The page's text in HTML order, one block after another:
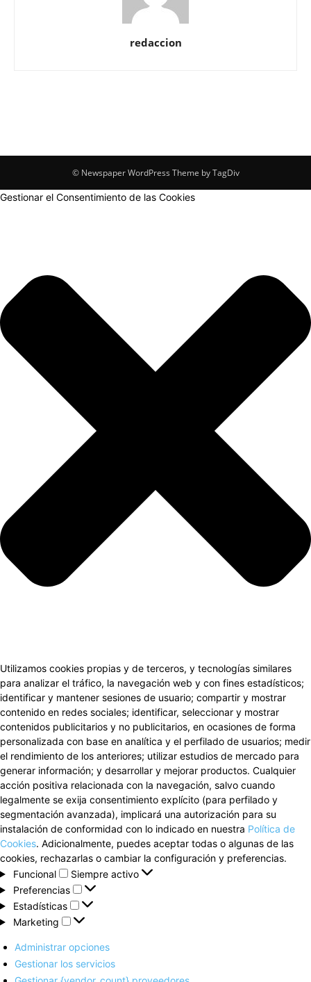
redaccion
© Newspaper WordPress Theme by TagDiv
Gestionar el Consentimiento de las Cookies
Utilizamos cookies propias y de terceros, y tecnologías similares
para analizar el tráfico, la navegación web y con fines estadísticos;
identificar y mantener sesiones de usuario; compartir y mostrar
contenido en redes sociales; identificar, seleccionar y mostrar
contenidos publicitarios y no publicitarios, en ocasiones de forma
personalizada con base en analítica y el perfilado de usuarios; medir
el rendimiento de los anteriores; utilizar estudios de mercado para
generar información; y desarrollar y mejorar productos. Cualquier
acción positiva relacionada con la navegación, salvo cuando
legalmente se exija consentimiento explícito (para perfilado y
segmentación avanzada), implicará una autorización para su
instalación de conformidad con lo indicado en nuestra Política de
Cookies. Adicionalmente, puedes aceptar todas o algunas de las
cookies, rechazarlas o cambiar la configuración y preferencias.
Funcional
Funcional
Siempre activo
Preferencias
Preferencias
Estadísticas
Estadísticas
Marketing
Marketing
Administrar opciones
Gestionar los servicios